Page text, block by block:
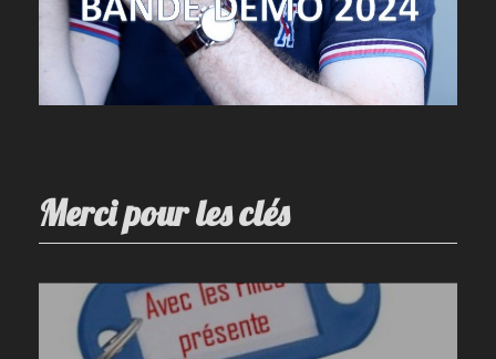
Merci pour les clés